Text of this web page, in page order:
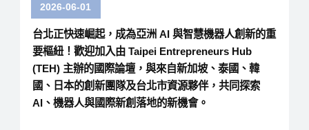
2026-06-01
台北正快速崛起，成為亞洲 AI 與智慧機器人創新的重
要樞紐！歡迎加入由 Taipei Entrepreneurs Hub
(TEH) 主辦的國際論壇，與來自新加坡、泰國、韓
國、日本的創新團隊及台北市資源夥伴，共同探索
AI、機器人與國際新創落地的新機會。